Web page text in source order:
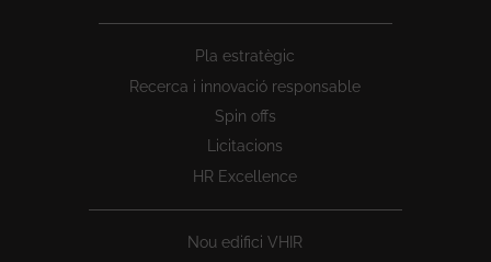
Pla estratègic
Recerca i innovació responsable
Spin offs
Licitacions
HR Excellence
Nou edifici VHIR